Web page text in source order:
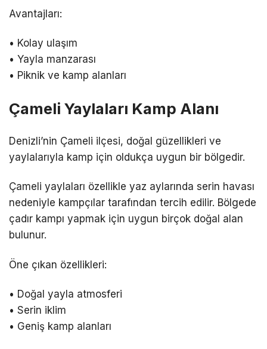
Avantajları:
• Kolay ulaşım
• Yayla manzarası
• Piknik ve kamp alanları
Çameli Yaylaları Kamp Alanı
Denizli’nin Çameli ilçesi, doğal güzellikleri ve
yaylalarıyla kamp için oldukça uygun bir bölgedir.
Çameli yaylaları özellikle yaz aylarında serin havası
nedeniyle kampçılar tarafından tercih edilir. Bölgede
çadır kampı yapmak için uygun birçok doğal alan
bulunur.
Öne çıkan özellikleri:
• Doğal yayla atmosferi
• Serin iklim
• Geniş kamp alanları